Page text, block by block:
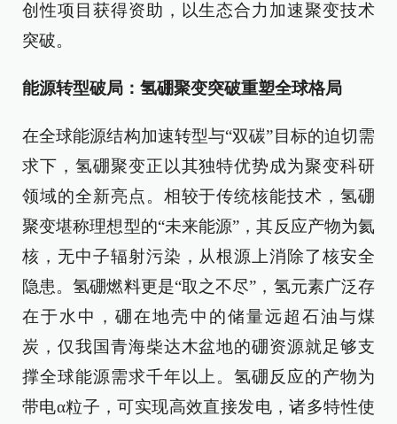
创性项目获得资助，以生态合力加速聚变技术
突破。
能源转型破局：氢硼聚变突破重塑全球格局
在全球能源结构加速转型与“双碳”目标的迫切需
求下，氢硼聚变正以其独特优势成为聚变科研
领域的全新亮点。相较于传统核能技术，氢硼
聚变堪称理想型的“未来能源”，其反应产物为氦
核，无中子辐射污染，从根源上消除了核安全
隐患。氢硼燃料更是“取之不尽”，氢元素广泛存
在于水中，硼在地壳中的储量远超石油与煤
炭，仅我国青海柴达木盆地的硼资源就足够支
撑全球能源需求千年以上。氢硼反应的产物为
带电α粒子，可实现高效直接发电，诸多特性使